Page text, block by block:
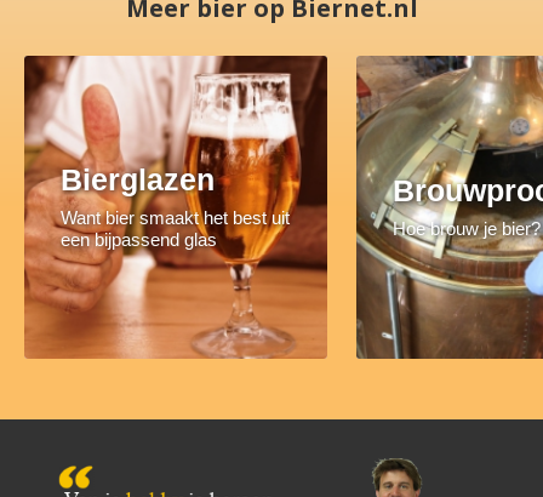
Meer bier op Biernet.nl
Bierglazen
Want bier smaakt het best uit
een bijpassend glas
Hoe brouw je bier?